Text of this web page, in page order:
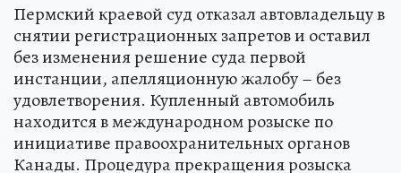
Пермский краевой суд отказал автовладельцу в
снятии регистрационных запретов и оставил
без изменения решение суда первой
инстанции, апелляционную жалобу – без
удовлетворения. Купленный автомобиль
находится в международном розыске по
инициативе правоохранительных органов
Канады. Процедура прекращения розыска